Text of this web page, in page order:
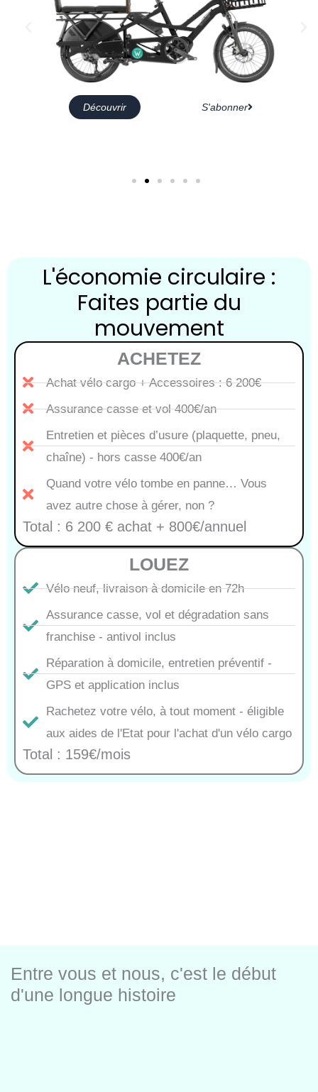
Découvrir S'abonner
L'économie circulaire :
Faites partie du
mouvement
ACHETEZ
Achat vélo cargo + Accessoires : 6 200€
Assurance casse et vol 400€/an
Entretien et pièces d’usure (plaquette, pneu,
chaîne) - hors casse 400€/an
Quand votre vélo tombe en panne… Vous
avez autre chose à gérer, non ?
Total : 6 200 € achat + 800€/annuel
LOUEZ
Vélo neuf, livraison à domicile en 72h
Assurance casse, vol et dégradation sans
franchise - antivol inclus
Réparation à domicile, entretien préventif -
GPS et application inclus
Rachetez votre vélo, à tout moment - éligible
aux aides de l'Etat pour l'achat d'un vélo cargo
Total : 159€/mois
Entre vous et nous, c'est le début
d'une longue histoire